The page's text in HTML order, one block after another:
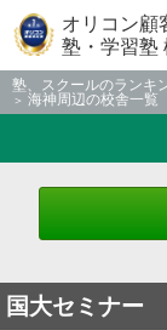
オリコン顧
塾・学習塾
塾、スクールのランキ
海神周辺の校舎一覧
国大セミナー